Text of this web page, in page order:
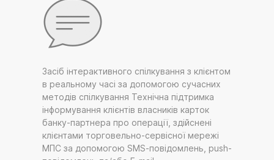
Засіб інтерактивного спілкування з клієнтом
в реальному часі за допомогою сучасних
методів спілкування Технічна підтримка
інформування клієнтів власників карток
банку-партнера про операції, здійснені
клієнтами торговельно-сервісної мережі
МПС за допомогою SMS-повідомлень, push-